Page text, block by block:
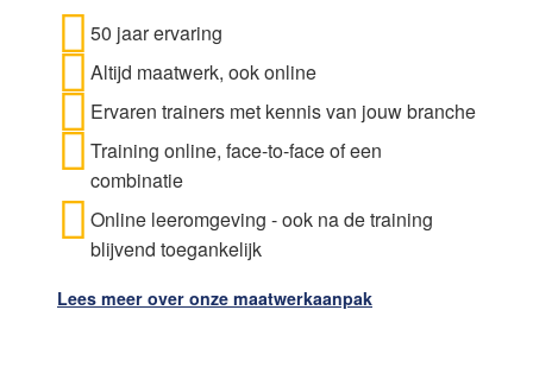
50 jaar ervaring
Altijd maatwerk, ook online
Ervaren trainers met kennis van jouw branche
Training online, face-to-face of een
combinatie
Online leeromgeving - ook na de training
blijvend toegankelijk
Lees meer over onze maatwerkaanpak